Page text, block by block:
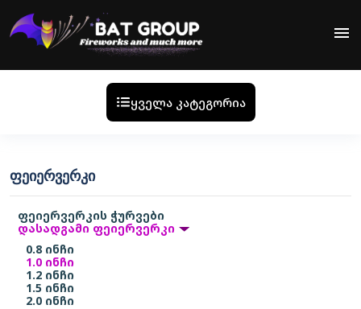
menu
ყველა კატეგორია
ᲤᲔᲘᲔᲠᲕᲔᲠᲙᲘ
ფეიერვერკის ჭურვები
დასადგამი ფეიერვერკი
0.8 ინჩი
1.0 ინჩი
1.2 ინჩი
1.5 ინჩი
2.0 ინჩი